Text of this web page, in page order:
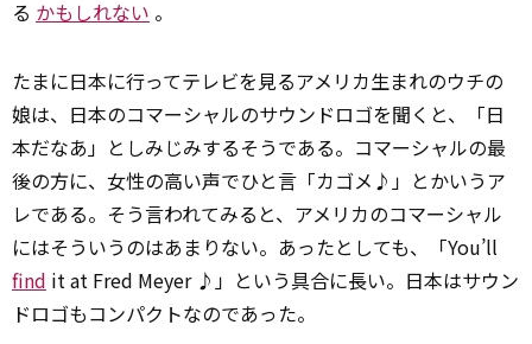
る かもしれない 。
たまに日本に行ってテレビを見るアメリカ生まれのウチの
娘は、日本のコマーシャルのサウンドロゴを聞くと、「日
本だなあ」としみじみするそうである。コマーシャルの最
後の方に、女性の高い声でひと言「カゴメ♪」とかいうア
レである。そう言われてみると、アメリカのコマーシャル
にはそういうのはあまりない。あったとしても、「You’ll
find it at Fred Meyer ♪」という具合に長い。日本はサウン
ドロゴもコンパクトなのであった。